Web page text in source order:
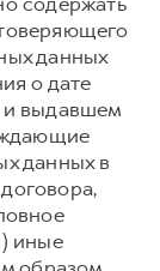
данных
о дате
и выдавшем
данных в
иные